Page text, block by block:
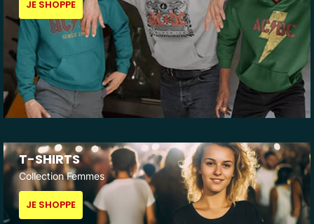
JE SHOPPE
T-SHIRTS
Collection Femmes
JE SHOPPE